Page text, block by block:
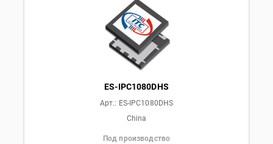
ES-IPC1080DHS
Арт.: ES-IPC1080DHS
China
Под производство